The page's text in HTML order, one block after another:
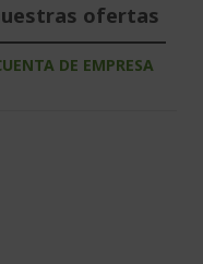
ofertas
DE EMPRESA